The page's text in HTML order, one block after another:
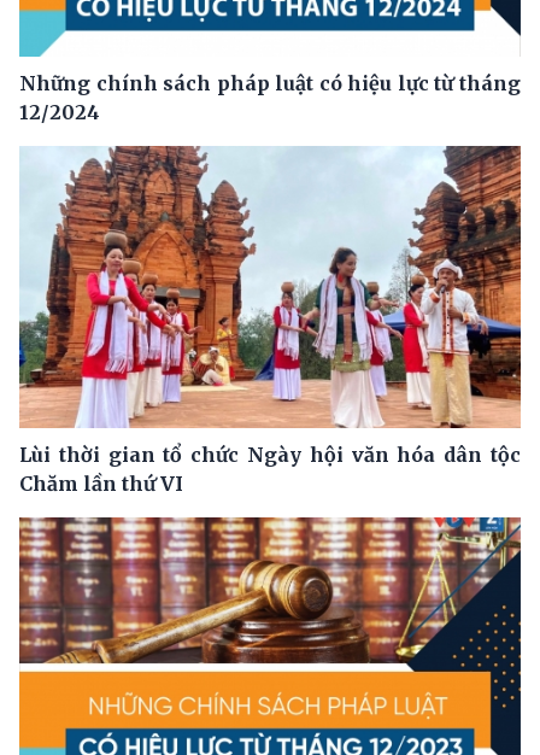
Những chính sách pháp luật có hiệu lực từ tháng
12/2024
Lùi thời gian tổ chức Ngày hội văn hóa dân tộc
Chăm lần thứ VI